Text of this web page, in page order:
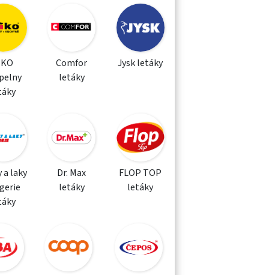
Comfor
letáky
Jysk letáky
a laky
Dr. Max
letáky
FLOP TOP
letáky